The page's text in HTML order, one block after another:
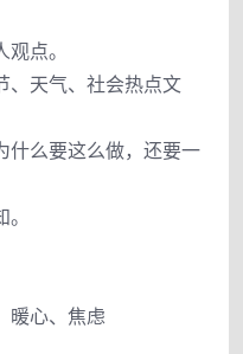
点。
、天气、社会热点文
什么要这么做，还要一
暖心、焦虑